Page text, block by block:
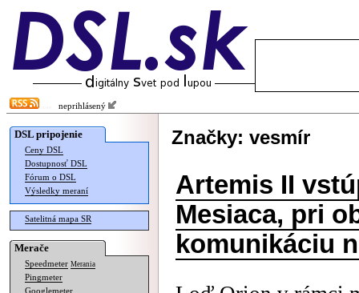
neprihlásený
DSL pripojenie
Ceny DSL
Dostupnosť DSL
Fórum o DSL
Výsledky meraní
Satelitná mapa SR
Merače
Speedmeter Merania
Pingmeter
Googlemeter
Značky: vesmír
Artemis II
Mesiaca, pri
komunikáciu